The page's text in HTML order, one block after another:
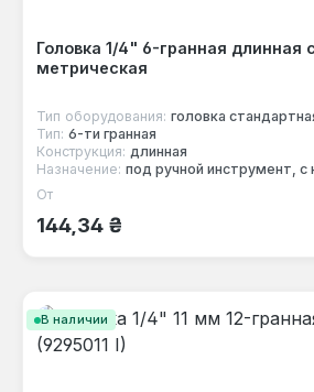
Головка 1/4" 6-гранная длинная
метрическая
Тип оборудования: головка
Тип: 6-ти гранная
Конструкция: длинная
Назначение: под ручной инструмент, с
Обычная цена:
От
144,34 ₴
В наличии